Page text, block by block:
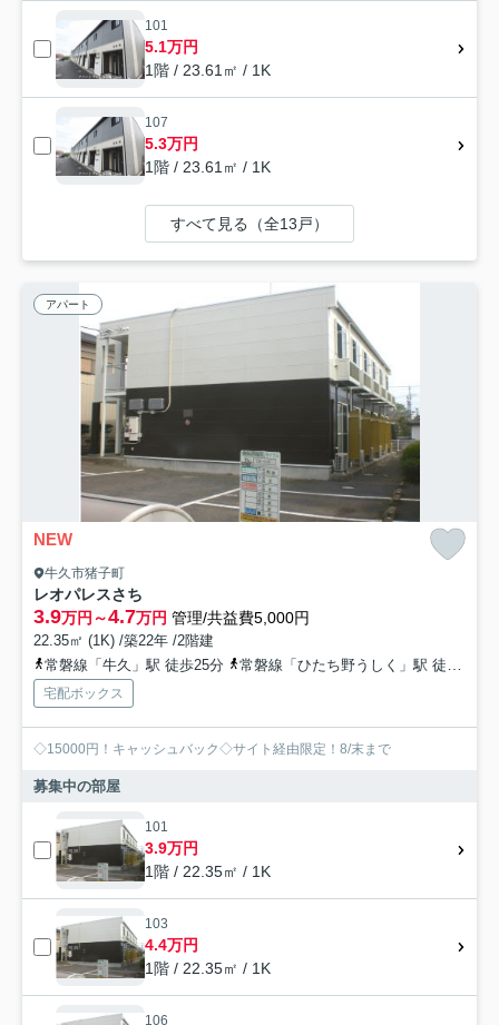
101
5.1万円
1階 / 23.61㎡ / 1K
107
5.3万円
1階 / 23.61㎡ / 1K
すべて見る（全13戸）
アパート
NEW
牛久市猪子町
レオパレスさち
3.9万円～4.7万円 管理/共益費5,000円
22.35㎡ (1K) /築22年 /2階建
常磐線「牛久」駅 徒歩25分
常磐線「ひたち野うしく」駅 徒歩35分
宅配ボックス
◇15000円！キャッシュバック◇サイト経由限定！8/末まで
募集中の部屋
101
3.9万円
1階 / 22.35㎡ / 1K
103
4.4万円
1階 / 22.35㎡ / 1K
106